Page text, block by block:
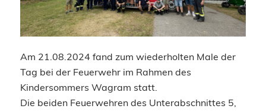
Am 21.08.2024 fand zum wiederholten Male der
Tag bei der Feuerwehr im Rahmen des
Kindersommers Wagram statt.
Die beiden Feuerwehren des Unterabschnittes 5,